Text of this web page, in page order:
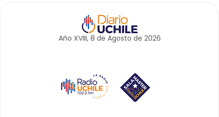
Año XVIII, 8 de Agosto de 2026